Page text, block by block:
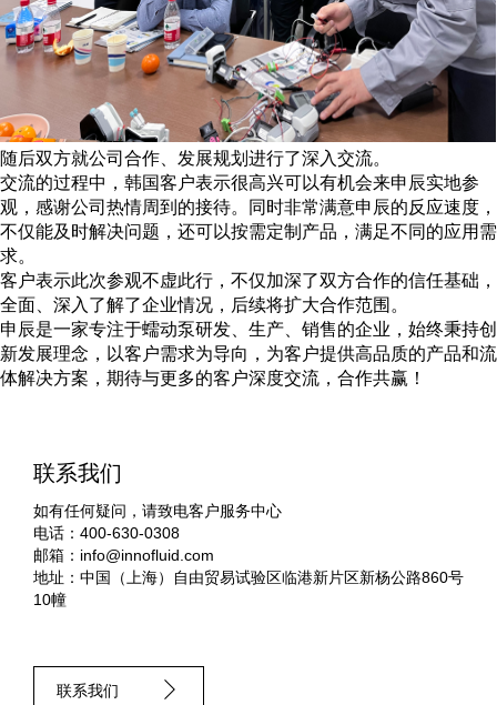
随后双方就公司合作、发展规划进行了深入交流。
交流的过程中，韩国客户表示很高兴可以有机会来申辰实地参
观，感谢公司热情周到的接待。同时非常满意申辰的反应速度，
不仅能及时解决问题，还可以按需定制产品，满足不同的应用需
求。
客户表示此次参观不虚此行，不仅加深了双方合作的信任基础，
全面、深入了解了企业情况，后续将扩大合作范围。
申辰是一家专注于蠕动泵研发、生产、销售的企业，始终秉持创
新发展理念，以客户需求为导向，为客户提供高品质的产品和流
体解决方案，期待与更多的客户深度交流，合作共赢！
联系我们
如有任何疑问，请致电客户服务中心
电话：400-630-0308
邮箱： info@innofluid.com
地址：中国（上海）自由贸易试验区临港新片区新杨公路860号
10幢
联系我们